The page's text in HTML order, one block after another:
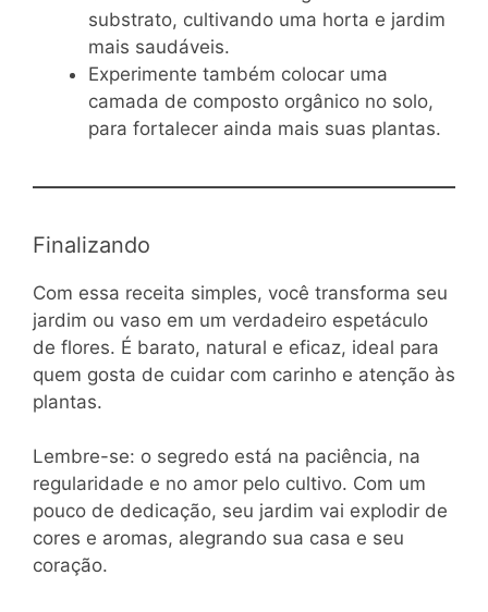
substrato, cultivando uma horta e jardim
mais saudáveis.
Experimente também colocar uma
camada de composto orgânico no solo,
para fortalecer ainda mais suas plantas.
Finalizando
Com essa receita simples, você transforma seu
jardim ou vaso em um verdadeiro espetáculo
de flores. É barato, natural e eficaz, ideal para
quem gosta de cuidar com carinho e atenção às
plantas.
Lembre-se: o segredo está na paciência, na
regularidade e no amor pelo cultivo. Com um
pouco de dedicação, seu jardim vai explodir de
cores e aromas, alegrando sua casa e seu
coração.